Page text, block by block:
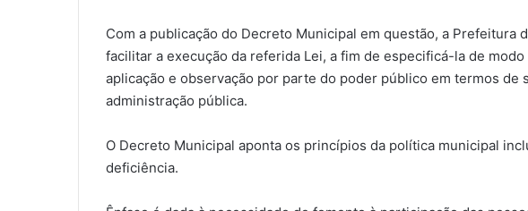
Com a publicação do Decreto Municipal em questão, a Prefeitura
facilitar a execução da referida Lei, a fim de especificá-la de
aplicação e observação por parte do poder público em termos de
administração pública.
O Decreto Municipal aponta os princípios da política municipal
deficiência.